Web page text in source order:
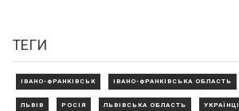
ТЕГИ
ІВАНО-ФРАНКІВСЬК ІВАНО-ФРАНКІВСЬКА ОБЛАСТЬ
ЛЬВІВ РОСІЯ ЛЬВІВСЬКА ОБЛАСТЬ УКРАЇНЦІ